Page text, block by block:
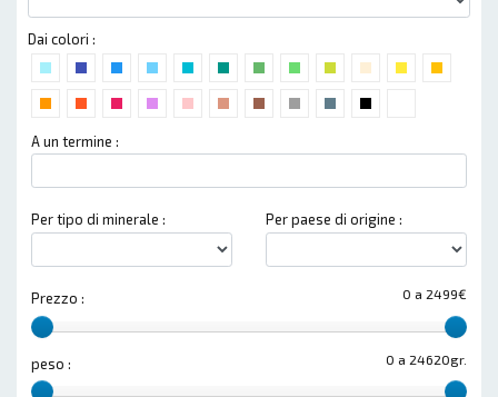
Dai colori :
A un termine :
Per tipo di minerale : Per paese di origine :
0 a 2499€
Prezzo :
0 a 24620gr.
peso :